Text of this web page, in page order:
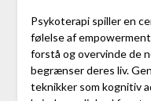
Psykoterapi spiller en
følelse af
forstå og overvinde de
begrænser deres liv.
teknikker som kognitiv